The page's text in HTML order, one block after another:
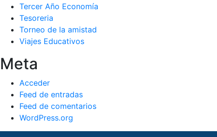
Tercer Año Economía
Tesoreria
Torneo de la amistad
Viajes Educativos
Meta
Acceder
Feed de entradas
Feed de comentarios
WordPress.org